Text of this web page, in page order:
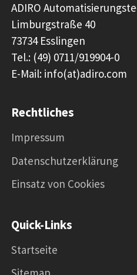
ADIRO
Limburgstraße 40
73734 Esslingen
Tel.: (49) 0711/919904-0
E-Mail: info(at)adiro.com
Rechtliches
Impressum
Datenschutzerklärung
Einsatz von Cookies
Quick-Links
Startseite